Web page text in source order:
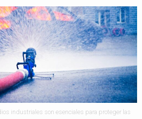
industriales son esenciales para proteger las